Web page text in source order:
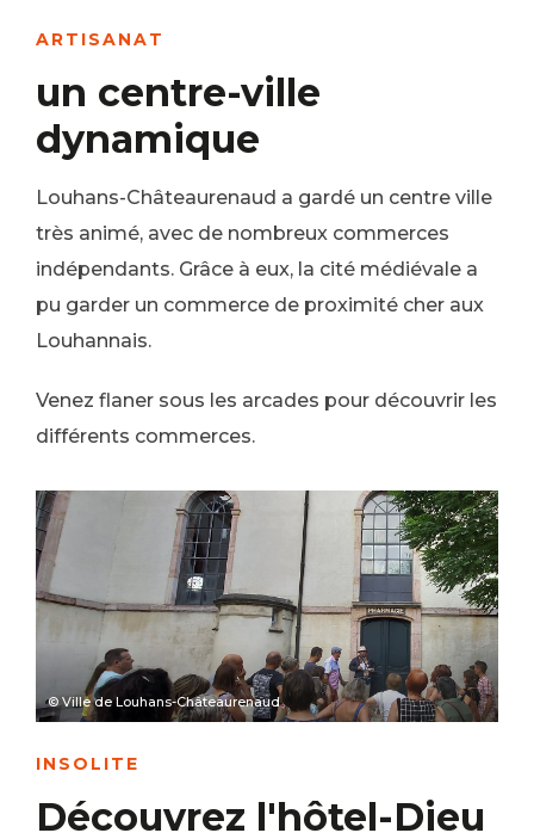
ARTISANAT
un centre-ville
dynamique
Louhans-Châteaurenaud a gardé un centre ville
très animé, avec de nombreux commerces
indépendants. Grâce à eux, la cité médiévale a
pu garder un commerce de proximité cher aux
Louhannais.
Venez flaner sous les arcades pour découvrir les
différents commerces.
© Ville de Louhans-Châteaurenaud
INSOLITE
Découvrez l'hôtel-Dieu